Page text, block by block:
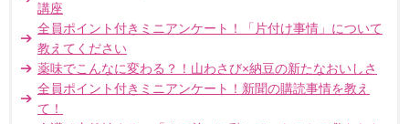
講座
全員ポイント付きミニアンケート！「片付け事情」について
教えてください
薬味でこんなに変わる？！山わさび×納豆の新たなおいしさ
全員ポイント付きミニアンケート！新聞の購読事情を教え
て！